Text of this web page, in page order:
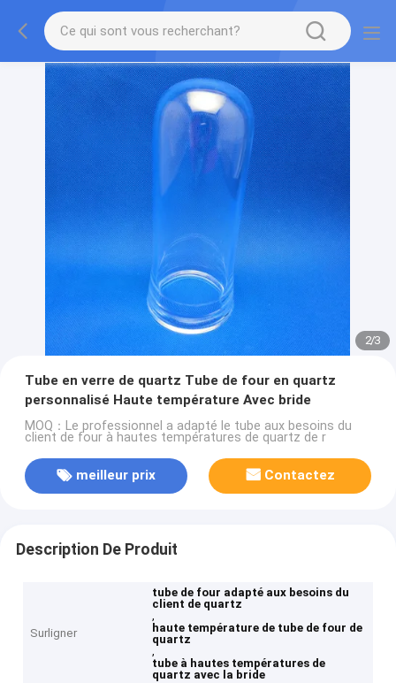
2/3
Tube en verre de quartz Tube de four en quartz
personnalisé Haute température Avec bride
MOQ：Le professionnel a adapté le tube aux besoins du
client de four à hautes températures de quartz de r
meilleur prix Contactez
Description De Produit
Surligner
tube de four adapté aux besoins du
client de quartz
,
haute température de tube de four de
quartz
,
tube à hautes températures de
quartz avec la bride